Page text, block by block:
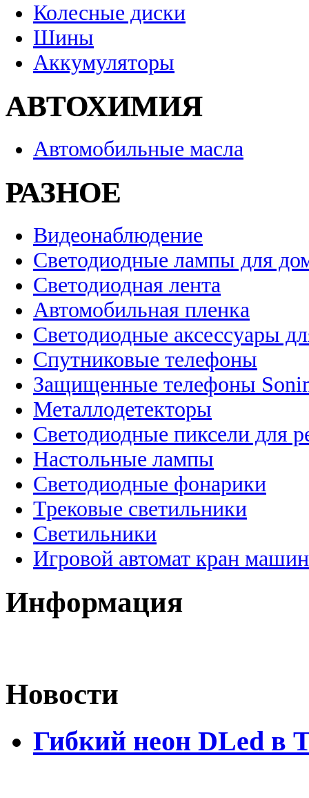
Колесные диски
Шины
Аккумуляторы
АВТОХИМИЯ
Автомобильные масла
РАЗНОЕ
Видеонаблюдение
Светодиодные лампы для
Светодиодная лента
Автомобильная пленка
Светодиодные аксессуары
Спутниковые телефоны
Защищенные телефоны
Металлодетекторы
Светодиодные пиксели для
Настольные лампы
Светодиодные фонарики
Трековые светильники
Светильники
Игровой автомат кран
Информация
Новости
Гибкий неон DLed в